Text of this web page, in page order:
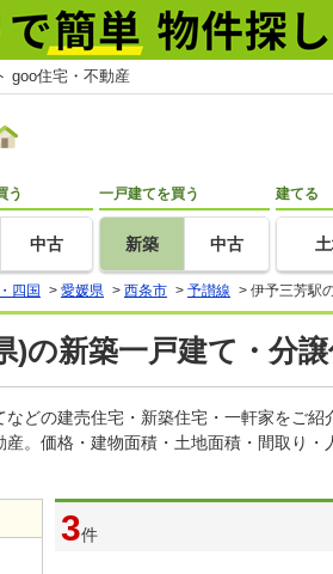
goo住宅・不動産
う
中古
一戸建てを買う
新築 中古
建てる
四国 > 愛媛県 > 西条市 > 予讃線 > 伊予三芳駅
)の新築一戸建て・分
どの建売住宅・新築住宅・一軒家をご
。価格・建物面積・土地面積・間取り
3件